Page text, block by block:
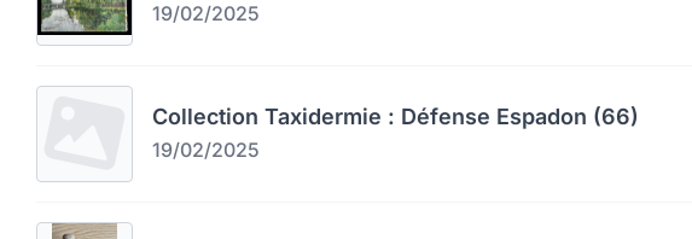
19/02/2025
Collection Taxidermie : Défense Espadon (66)
19/02/2025